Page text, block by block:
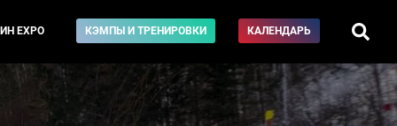
EXPO КЭМПЫ И ТРЕНИРОВКИ КАЛЕНДАРЬ